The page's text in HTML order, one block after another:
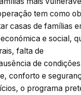
tem como
casas de famílias
e social,
falta de
de
conforto e
o programa